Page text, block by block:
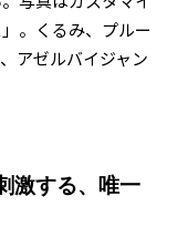
。くるみ、プルー
アゼルバイジャン
激する、唯一